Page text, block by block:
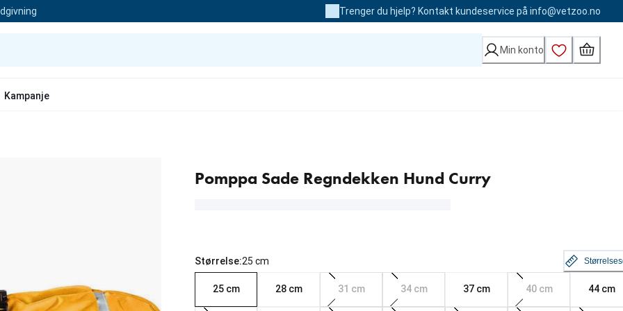
Trenger du hjelp? Kontakt kundeservice på info@vetzoo.no
Min konto
Kampanje
Pomppa Sade Regndekken Hund Curry
Størrelse:25 cm
25 cm 28 cm 31 cm 34 cm 37 cm 40 cm 44 cm